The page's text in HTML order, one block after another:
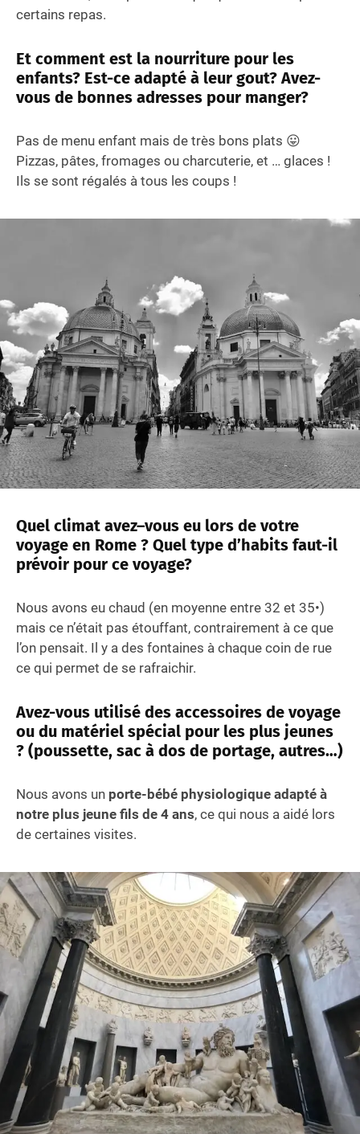
certains repas.
Et comment est la nourriture pour les
enfants? Est-ce adapté à leur gout? Avez-
vous de bonnes adresses pour manger?
Pas de menu enfant mais de très bons plats 😛
Pizzas, pâtes, fromages ou charcuterie, et … glaces !
Ils se sont régalés à tous les coups !
Quel climat avez–vous eu lors de votre
voyage en Rome ? Quel type d’habits faut-il
prévoir pour ce voyage?
Nous avons eu chaud (en moyenne entre 32 et 35•)
mais ce n’était pas étouffant, contrairement à ce que
l’on pensait. Il y a des fontaines à chaque coin de rue
ce qui permet de se rafraichir.
Avez-vous utilisé des accessoires de voyage
ou du matériel spécial pour les plus jeunes
? (poussette, sac à dos de portage, autres…)
Nous avons un porte-bébé physiologique adapté à
notre plus jeune fils de 4 ans, ce qui nous a aidé lors
de certaines visites.